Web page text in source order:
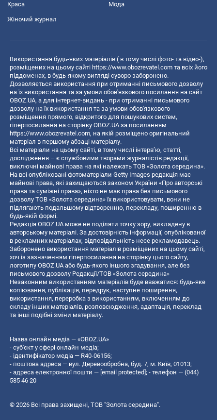
Краса Мода
Жіночий журнал
Використання будь-яких матеріалів ( в тому числі фото- та відео-),
розміщених на цьому сайті https://www.obozrevatel.com та всіх його
піддоменах, в будь-якому вигляді суворо заборонено.
Дозволяється використання при отриманні письмового дозволу
на їх використання та за умови обов'язкового посилання на сайт
OBOZ.UA, а для інтернет-видань - при отриманні письмового
дозволу на їх використання та за умови обов'язкового
розміщення прямого, відкритого для пошукових систем,
гіперпосилання на сторінку OBOZ.UA за посиланням
https://www.obozrevatel.com, на якій розміщено оригінальний
матеріал в першому абзаці матеріалу.
Всі матеріали на цьому сайті, в тому числі інтерв’ю, статті,
дослідження – є службовими творами журналістів редакції,
виключні майнові права на які належать ТОВ «Золота середина».
На всі опубліковані фотоматеріали Getty Images редакція має
майнові права, які захищаються законом України «Про авторські
права та суміжні права», ніхто не має права без письмового
дозволу ТОВ «Золота середина» їх використовувати, вони не
підлягають подальшому відтворенню, перекладу, поширенню в
будь-якій формі.
Редакція OBOZ.UA може не поділяти точку зору, викладену в
авторському матеріалі. За достовірність інформації, опублікованої
в рекламних матеріалах, відповідальність несе рекламодавець.
Заборонено використання матеріалів розміщених на цьому сайті,
хоч із зазначенням гіперпосилання на сторінку цього сайту,
логотипу OBOZ.UA або будь-якого іншого згадування, але без
письмового дозволу Редакції/ТОВ «Золота середина»
Незаконним використанням матеріалів буде вважатися: будь-яке
копiювання, публiкацiя, передрук, наступне поширення,
використання, переробка з використанням, включенням до
складу інших матеріалів, розповсюдження, адаптація, переклад
та інші подібні зміни матеріалу.
Назва онлайн медіа — «OBOZ.UA»
- суб'єкт у сфері онлайн медіа;
- ідентифікатор медіа — R40-06156;
- поштова адреса — вул. Деревообробна, буд. 7, м. Київ, 01013;
- адреса електронної пошти — [email protected] ; - телефон — (044)
585 46 20
© 2026 Всі права захищені, ТОВ "Золота середина".